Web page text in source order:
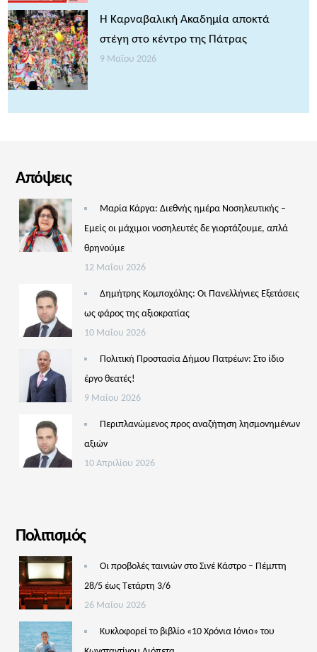
Η Καρναβαλική Ακαδημία αποκτά
στέγη στο κέντρο της Πάτρας
9 Μαΐου 2026
Απόψεις
Μαρία Κάργα: Διεθνής ημέρα Νοσηλευτικής –
Εμείς οι μάχιμοι νοσηλευτές δε γιορτάζουμε, απλά
θρηνούμε
12 Μαΐου 2026
Δημήτρης Κομποχόλης: Οι Πανελλήνιες Εξετάσεις
ως φάρος της αξιοκρατίας
10 Μαΐου 2026
Πολιτική Προστασία Δήμου Πατρέων: Στο ίδιο
έργο θεατές!
9 Μαΐου 2026
Περιπλανώμενος προς αναζήτηση λησμονημένων
αξιών
10 Απριλίου 2026
Πολιτισμός
Οι προβολές ταινιών στο Σινέ Κάστρο – Πέμπτη
28/5 έως Τετάρτη 3/6
26 Μαΐου 2026
Κυκλοφορεί το βιβλίο «10 Χρόνια Ιόνιο» του